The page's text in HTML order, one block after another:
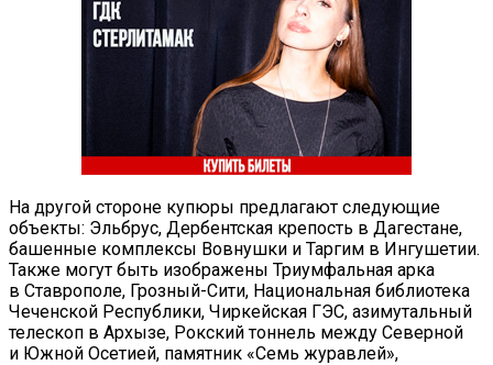
На другой стороне купюры предлагают следующие
объекты: Эльбрус, Дербентская крепость в Дагестане,
башенные комплексы Вовнушки и Таргим в Ингушетии.
Также могут быть изображены Триумфальная арка
в Ставрополе, Грозный-Сити, Национальная библиотека
Чеченской Республики, Чиркейская ГЭС, азимутальный
телескоп в Архызе, Рокский тоннель между Северной
и Южной Осетией, памятник «Семь журавлей»,